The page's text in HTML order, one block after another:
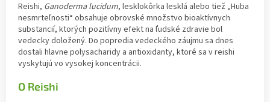
Reishi, Ganoderma lucidum, lesklokôrka lesklá alebo tiež „Huba
nesmrteľnosti“ obsahuje obrovské množstvo bioaktívnych
substancií, ktorých pozitívny efekt na ľudské zdravie bol
vedecky doložený. Do popredia vedeckého záujmu sa dnes
dostali hlavne polysacharidy a antioxidanty, ktoré sa v reishi
vyskytujú vo vysokej koncentrácii.
O Reishi